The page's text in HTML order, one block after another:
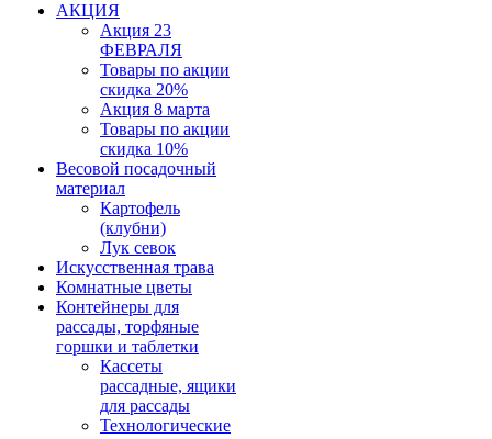
АКЦИЯ
Акция 23
ФЕВРАЛЯ
Товары по акции
скидка 20%
Акция 8 марта
Товары по акции
скидка 10%
Весовой посадочный
материал
Картофель
(клубни)
Лук севок
Искусственная трава
Комнатные цветы
Контейнеры для
рассады, торфяные
горшки и таблетки
Кассеты
рассадные, ящики
для рассады
Технологические